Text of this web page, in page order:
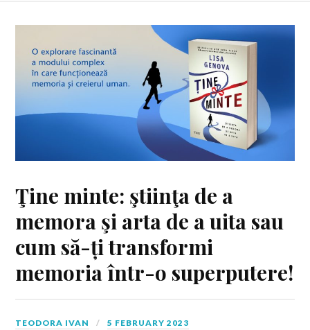
Ţine minte: ştiinţa de a
memora şi arta de a uita sau
cum să-ți transformi
memoria într-o superputere!
TEODORA IVAN 5 FEBRUARY 2023